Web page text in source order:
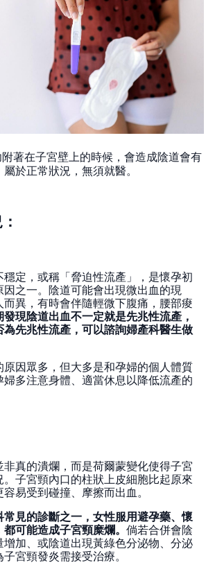
著在子宮壁上的時候，會造成陰道會有
於正常狀況，無須就醫。
定，或稱「脅迫性流產」，是懷孕初
之一。陰道可能會出現微出血的現
異，有時會伴隨輕微下腹痛，腰部痠
現陰道出血不一定就是先兆性流產，
先兆性流產，可以諮詢婦產科醫生做
因眾多，但大多是和孕婦的個人體質
多注意身體、適當休息以降低流產的
真的潰爛，而是荷爾蒙變化使得子宮
子宮頸內口的柱狀上皮細胞比起原來
易受到碰撞、摩擦而出血。
見的診斷之一，女性服用避孕藥、懷
可能造成子宮頸糜爛。 倘若合併會陰
加、或陰道出現黃綠色分泌物、分泌
宮頸發炎需接受治療。